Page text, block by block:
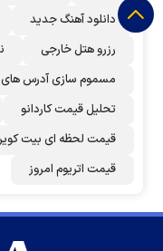
دانلود آهنگ جدید
رزرو هتل خارجی
مسموم سازی آدرس های
تحلیل قیمت کاردانو
قیمت لحظه ای بیت
قیمت اتریوم امروز